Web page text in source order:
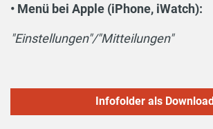
• Menü bei Apple (iPhone, iWatch):
"Einstellungen"/"Mitteilungen"
Infofolder als Download